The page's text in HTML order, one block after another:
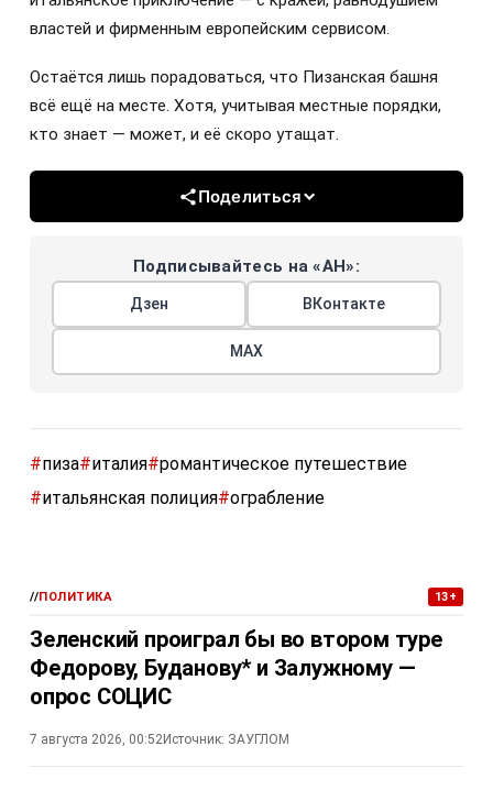
властей и фирменным европейским сервисом.
Остаётся лишь порадоваться, что Пизанская башня
всё ещё на месте. Хотя, учитывая местные порядки,
кто знает — может, и её скоро утащат.
Поделиться
Подписывайтесь на «АН»:
Дзен ВКонтакте
МАХ
#пиза#италия#романтическое путешествие
#итальянская полиция#ограбление
//ПОЛИТИКА 13+
Зеленский проиграл бы во втором туре
Федорову, Буданову* и Залужному —
опрос СОЦИС
7 августа 2026, 00:52Источник: ЗАУГЛОМ